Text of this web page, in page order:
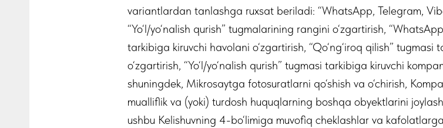
variantlardan tanlashga ruxsat beriladi: “WhatsApp, Telegram,
“Yo‘l/yo‘nalish qurish” tugmalarining rangini o‘zgartirish,
tarkibiga kiruvchi havolani o‘zgartirish, “Qo‘ng‘iroq qilish”
o‘zgartirish, “Yo‘l/yo‘nalish qurish” tugmasi tarkibiga kiruvchi
shuningdek, Mikrosaytga fotosuratlarni qo‘shish va o‘chirish,
mualliflik va (yoki) turdosh huquqlarning boshqa obyektlarini
ushbu Kelishuvning 4-bo‘limiga muvofiq cheklashlar va